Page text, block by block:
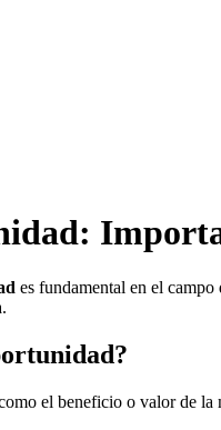
es fundamental en el
el beneficio o valor de la